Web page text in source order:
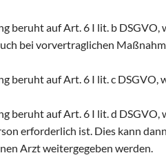
beruht auf Art. 6 I lit. b
bei vorvertraglichen
beruht auf Art. 6 I lit. c
beruht auf Art. 6 I lit. d
erforderlich ist. Dies kann
Arzt weitergegeben werden.